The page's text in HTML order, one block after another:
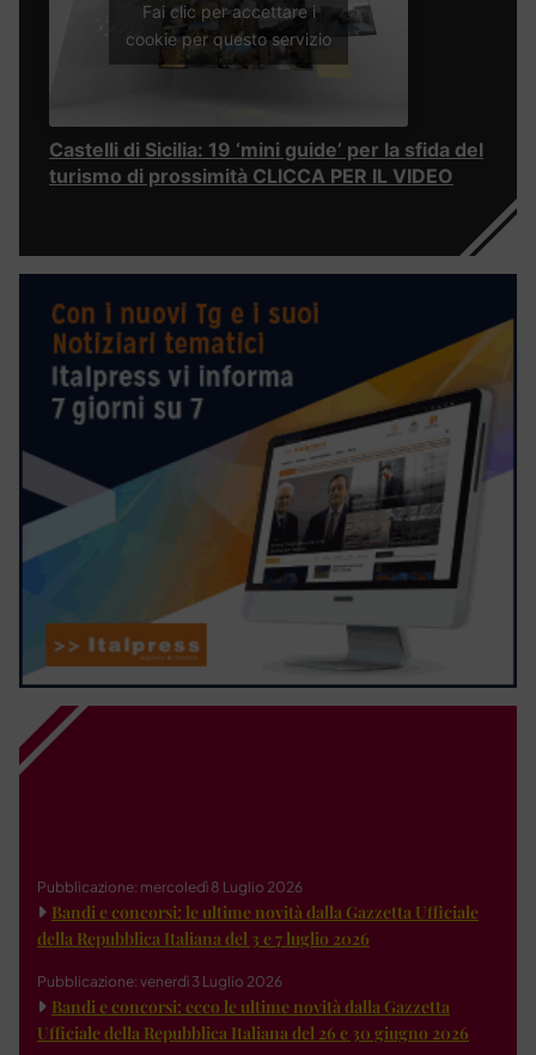
Fai clic per accettare i
cookie per questo servizio
Castelli di Sicilia: 19 ‘mini guide’ per la sfida del
turismo di prossimità CLICCA PER IL VIDEO
Pubblicazione: mercoledì 8 Luglio 2026
Bandi e concorsi: le ultime novità dalla Gazzetta Ufficiale
della Repubblica Italiana del 3 e 7 luglio 2026
Pubblicazione: venerdì 3 Luglio 2026
Bandi e concorsi: ecco le ultime novità dalla Gazzetta
Ufficiale della Repubblica Italiana del 26 e 30 giugno 2026